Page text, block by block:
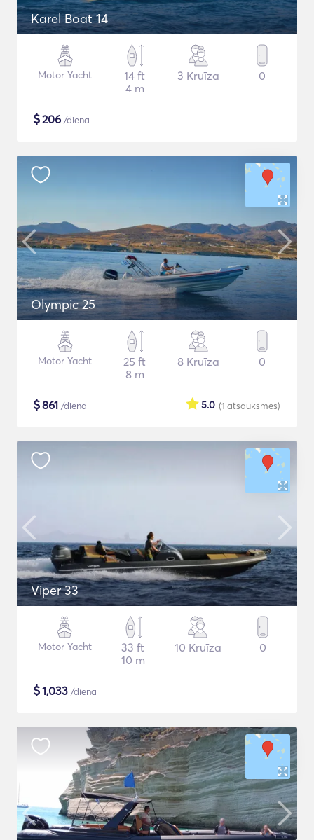
Karel Boat 14
Motor Yacht
14 ft
4 m
3 Kruīza 0
$206 /diena
Olympic 25
Motor Yacht
25 ft
8 m
8 Kruīza 0
$861 /diena (1 atsauksmes)
5.0
Viper 33
Motor Yacht
33 ft
10 m
10 Kruīza 0
$1,033 /diena